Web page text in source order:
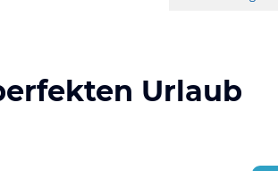
Urlaub